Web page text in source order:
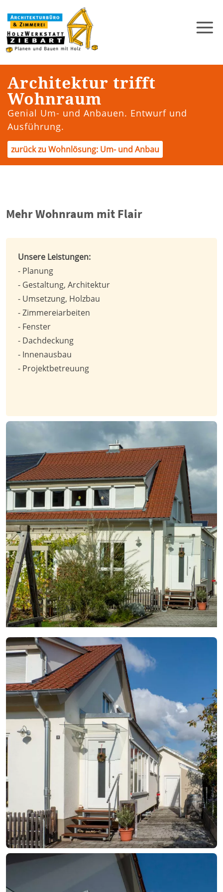
Architektur trifft
Wohnraum
Genial Um- und Anbauen. Entwurf und
Ausführung.
zurück zu Wohnlösung: Um- und Anbau
Mehr Wohnraum mit Flair
Unsere Leistungen:
- Planung
- Gestaltung, Architektur
- Umsetzung, Holzbau
- Zimmereiarbeiten
- Fenster
- Dachdeckung
- Innenausbau
- Projektbetreuung